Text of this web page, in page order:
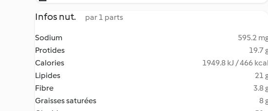
Infos nut. par 1 parts
Sodium
595.2
Protides
19.7
Calories
1949.8 kJ / 466 kcal
Lipides
21
Fibre
3.8
Graisses saturées
8